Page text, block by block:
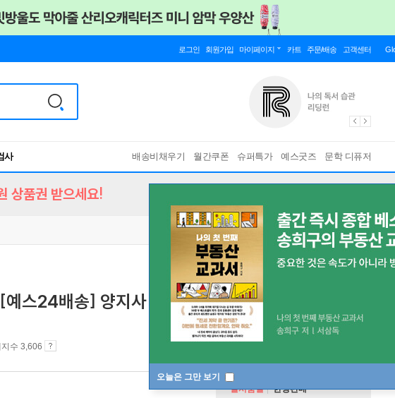
로그인 회원가입 마이페이지 카트 주문/배송 고객센터
사
배송비채우기 월간쿠폰 슈퍼특가 예스굿즈 문학 디퓨저
오늘은 그만 보기
상품권 받으세요!
[예스24배송] 양지사 2026 유즈어리Tw
지수 3,606
일시품절 한정판매